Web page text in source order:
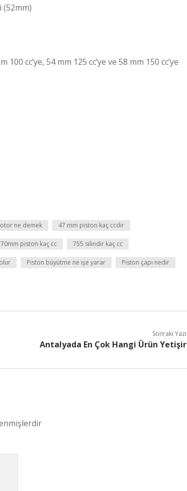
(52mm)
cc’ye, 54 mm 125 cc’ye ve 58 mm 150 cc’ye
ne demek 47 mm piston kaç ccdir
70mm piston kaç cc 755 silindir kaç cc
Piston büyütme ne işe yarar Piston çapı nedir
Sonraki Yazı
Antalyada En Çok Hangi Ürün Yetişir